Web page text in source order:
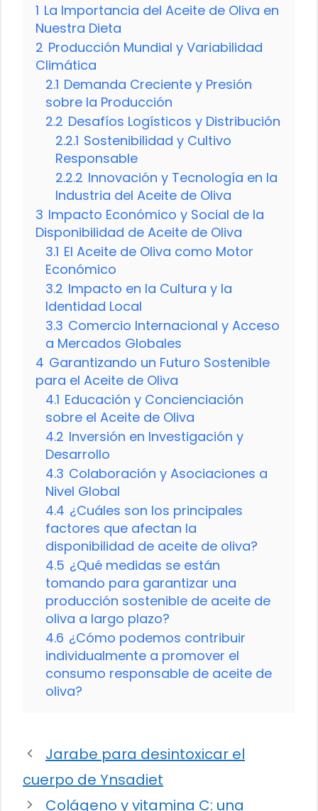
1 La Importancia del Aceite de Oliva en
Nuestra Dieta
2 Producción Mundial y Variabilidad
Climática
2.1 Demanda Creciente y Presión
sobre la Producción
2.2 Desafíos Logísticos y Distribución
2.2.1 Sostenibilidad y Cultivo
Responsable
2.2.2 Innovación y Tecnología en la
Industria del Aceite de Oliva
3 Impacto Económico y Social de la
Disponibilidad de Aceite de Oliva
3.1 El Aceite de Oliva como Motor
Económico
3.2 Impacto en la Cultura y la
Identidad Local
3.3 Comercio Internacional y Acceso
a Mercados Globales
4 Garantizando un Futuro Sostenible
para el Aceite de Oliva
4.1 Educación y Concienciación
sobre el Aceite de Oliva
4.2 Inversión en Investigación y
Desarrollo
4.3 Colaboración y Asociaciones a
Nivel Global
4.4 ¿Cuáles son los principales
factores que afectan la
disponibilidad de aceite de oliva?
4.5 ¿Qué medidas se están
tomando para garantizar una
producción sostenible de aceite de
oliva a largo plazo?
4.6 ¿Cómo podemos contribuir
individualmente a promover el
consumo responsable de aceite de
oliva?
Jarabe para desintoxicar el
cuerpo de Ynsadiet
Colágeno y vitamina C: una